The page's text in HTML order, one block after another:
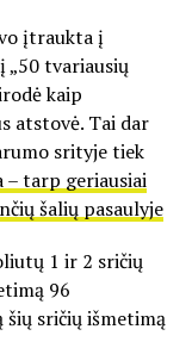
įtraukta į
„50 tvariausių
kaip
atstovė. Tai dar
srityje tiek
– tarp geriausiai
šalių pasaulyje
1 ir 2 sričių
96
sričių išmetimą